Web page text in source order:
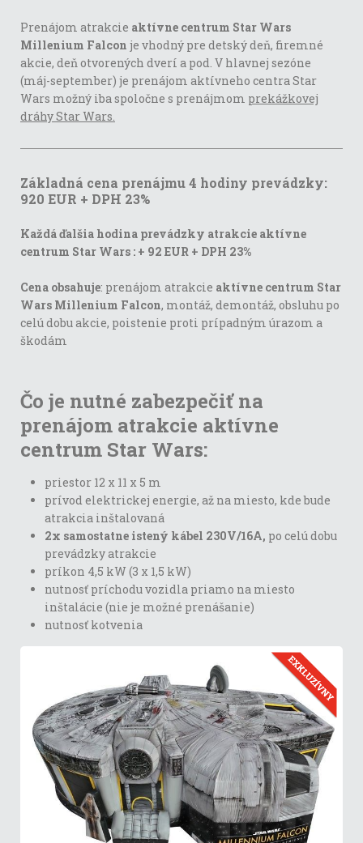
Prenájom atrakcie aktívne centrum Star Wars
Millenium Falcon je vhodný pre detský deň, firemné
akcie, deň otvorených dverí a pod. V hlavnej sezóne
(máj-september) je prenájom aktívneho centra Star
Wars možný iba spoločne s prenájmom prekážkovej
dráhy Star Wars.
Základná cena prenájmu 4 hodiny prevádzky:
920 EUR + DPH 23%
Každá ďalšia hodina prevádzky atrakcie aktívne
centrum Star Wars : + 92 EUR + DPH 23%
Cena obsahuje: prenájom atrakcie aktívne centrum Star
Wars Millenium Falcon, montáž, demontáž, obsluhu po
celú dobu akcie, poistenie proti prípadným úrazom a
škodám
Čo je nutné zabezpečiť na
prenájom atrakcie aktívne
centrum Star Wars:
priestor 12 x 11 x 5 m
prívod elektrickej energie, až na miesto, kde bude
atrakcia inštalovaná
2x samostatne istený kábel 230V/16A, po celú dobu
prevádzky atrakcie
príkon 4,5 kW (3 x 1,5 kW)
nutnosť príchodu vozidla priamo na miesto
inštalácie (nie je možné prenášanie)
nutnosť kotvenia